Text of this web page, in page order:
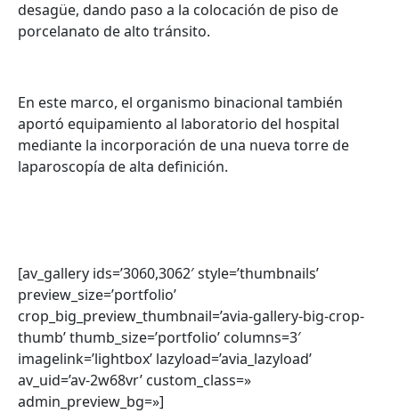
desagüe, dando paso a la colocación de piso de
porcelanato de alto tránsito.
En este marco, el organismo binacional también
aportó equipamiento al laboratorio del hospital
mediante la incorporación de una nueva torre de
laparoscopía de alta definición.
[av_gallery ids=’3060,3062′ style=’thumbnails’
preview_size=’portfolio’
crop_big_preview_thumbnail=’avia-gallery-big-crop-
thumb’ thumb_size=’portfolio’ columns=3′
imagelink=’lightbox’ lazyload=’avia_lazyload’
av_uid=’av-2w68vr’ custom_class=»
admin_preview_bg=»]